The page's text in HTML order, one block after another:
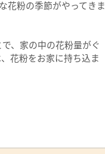
花粉の季節がやってきま
、家の中の花粉量がぐ
花粉をお家に持ち込ま